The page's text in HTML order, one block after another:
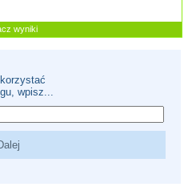
wyniki
wpisz...